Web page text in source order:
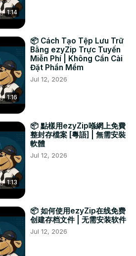
1:14
1:16
📦 Cách Tạo Tệp Lưu Trữ
Bằng ezyZip Trực Tuyến
Miễn Phí | Không Cần Cài
Đặt Phần Mềm
Jul 12, 2026
1:13
📦 點樣用ezyZip喺網上免費
整封存檔案 [粵語] | 無需安裝
軟體
Jul 12, 2026
📦 如何使用ezyZip在线免费
创建存档文件 | 无需安装软件
Jul 12, 2026